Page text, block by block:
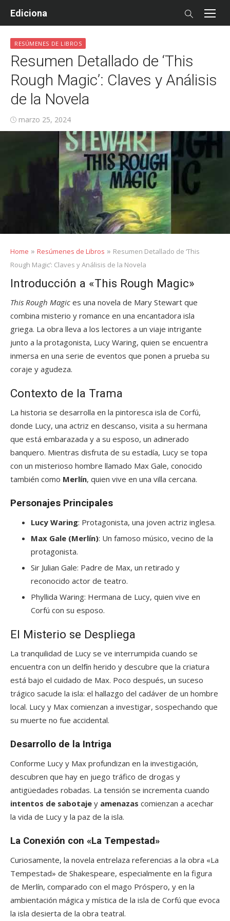
Ediciona
RESÚMENES DE LIBROS
Resumen Detallado de ‘This
Rough Magic’: Claves y Análisis
de la Novela
Posted
on
marzo 25, 2024
Home » Resúmenes de Libros » Resumen Detallado de ‘This
Rough Magic’: Claves y Análisis de la Novela
Introducción a «This Rough Magic»
This Rough Magic es una novela de Mary Stewart que
combina misterio y romance en una encantadora isla
griega. La obra lleva a los lectores a un viaje intrigante
junto a la protagonista, Lucy Waring, quien se encuentra
inmersa en una serie de eventos que ponen a prueba su
coraje y agudeza.
Contexto de la Trama
La historia se desarrolla en la pintoresca isla de Corfú,
donde Lucy, una actriz en descanso, visita a su hermana
que está embarazada y a su esposo, un adinerado
banquero. Mientras disfruta de su estadía, Lucy se topa
con un misterioso hombre llamado Max Gale, conocido
también como Merlín, quien vive en una villa cercana.
Personajes Principales
Lucy Waring: Protagonista, una joven actriz inglesa.
Max Gale (Merlín): Un famoso músico, vecino de la
protagonista.
Sir Julian Gale: Padre de Max, un retirado y
reconocido actor de teatro.
Phyllida Waring: Hermana de Lucy, quien vive en
Corfú con su esposo.
El Misterio se Despliega
La tranquilidad de Lucy se ve interrumpida cuando se
encuentra con un delfín herido y descubre que la criatura
está bajo el cuidado de Max. Poco después, un suceso
trágico sacude la isla: el hallazgo del cadáver de un hombre
local. Lucy y Max comienzan a investigar, sospechando que
su muerte no fue accidental.
Desarrollo de la Intriga
Conforme Lucy y Max profundizan en la investigación,
descubren que hay en juego tráfico de drogas y
antigüedades robadas. La tensión se incrementa cuando
intentos de sabotaje y amenazas comienzan a acechar
la vida de Lucy y la paz de la isla.
La Conexión con «La Tempestad»
Curiosamente, la novela entrelaza referencias a la obra «La
Tempestad» de Shakespeare, especialmente en la figura
de Merlín, comparado con el mago Próspero, y en la
ambientación mágica y mística de la isla de Corfú que evoca
la isla desierta de la obra teatral.